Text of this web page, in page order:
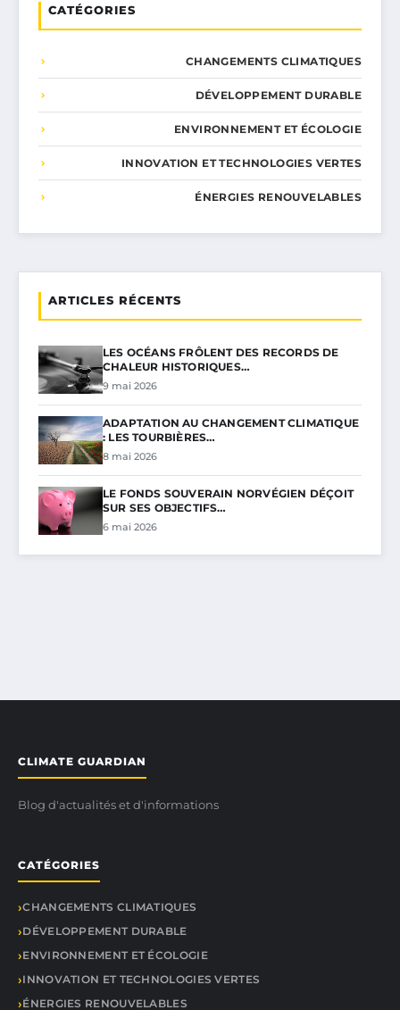
CATÉGORIES
CHANGEMENTS CLIMATIQUES
DÉVELOPPEMENT DURABLE
ENVIRONNEMENT ET ÉCOLOGIE
INNOVATION ET TECHNOLOGIES VERTES
ÉNERGIES RENOUVELABLES
ARTICLES RÉCENTS
LES OCÉANS FRÔLENT DES RECORDS DE
CHALEUR HISTORIQUES…
9 mai 2026
ADAPTATION AU CHANGEMENT CLIMATIQUE
: LES TOURBIÈRES…
8 mai 2026
LE FONDS SOUVERAIN NORVÉGIEN DÉÇOIT
SUR SES OBJECTIFS…
6 mai 2026
CLIMATE GUARDIAN
Blog d'actualités et d'informations
CATÉGORIES
CHANGEMENTS CLIMATIQUES
DÉVELOPPEMENT DURABLE
ENVIRONNEMENT ET ÉCOLOGIE
INNOVATION ET TECHNOLOGIES VERTES
ÉNERGIES RENOUVELABLES